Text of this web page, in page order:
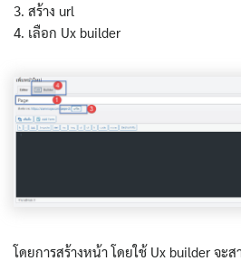
3. สร้าง url
4. เลือก Ux builder
โดยการสร้างหน้า โดยใช้ Ux builder จะส